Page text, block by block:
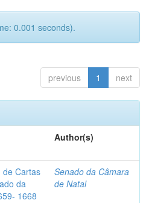
0.001 seconds).
previous 1 next
Author(s)
de Cartas
da
1668
Senado da Câmara
de Natal